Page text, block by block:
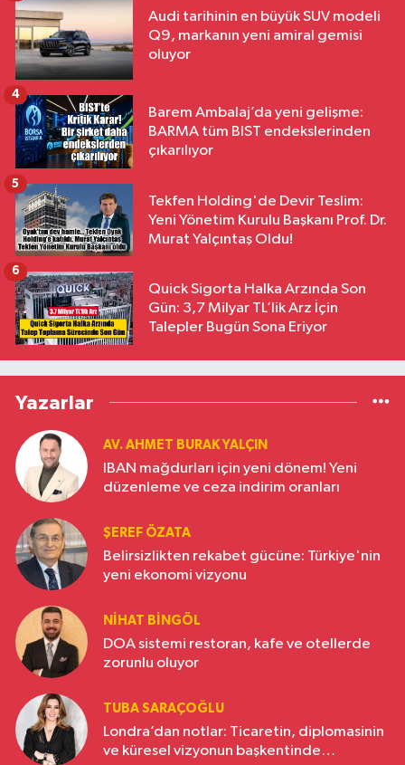
Audi tarihinin en büyük SUV modeli
Q9, markanın yeni amiral gemisi
oluyor
Barem Ambalaj’da yeni gelişme:
BARMA tüm BIST endekslerinden
çıkarılıyor
4
Tekfen Holding'de Devir Teslim:
Yeni Yönetim Kurulu Başkanı Prof. Dr.
Murat Yalçıntaş Oldu!
5
Quick Sigorta Halka Arzında Son
Gün: 3,7 Milyar TL’lik Arz İçin
Talepler Bugün Sona Eriyor
6
Yazarlar
AV. AHMET BURAK YALÇIN
IBAN mağdurları için yeni dönem! Yeni
düzenleme ve ceza indirim oranları
ŞEREF ÖZATA
Belirsizlikten rekabet gücüne: Türkiye'nin
yeni ekonomi vizyonu
NIHAT BINGÖL
DOA sistemi restoran, kafe ve otellerde
zorunlu oluyor
TUBA SARAÇOĞLU
Londra’dan notlar: Ticaretin, diplomasinin
ve küresel vizyonun başkentinde